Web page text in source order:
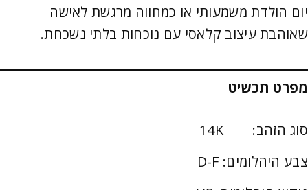
יום הולדת משמעותי או כמחווה מרגשת לאישה
שאוהבת עיצוב קלאסי עם נוכחות בלתי נשכחת.
מפרט תכשיט
סוג הזהב: 14K
צבע היהלומים: D-F